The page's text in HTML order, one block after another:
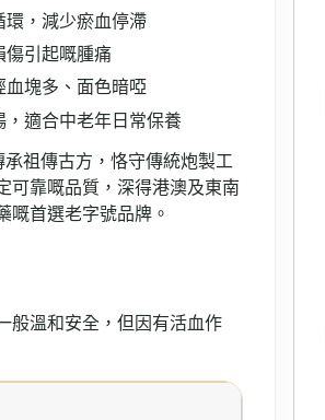
，減少瘀血停滯
傷引起嘅腫痛
塊多、面色暗啞
適合中老年日常保養
祖傳古方，恪守傳統炮製工
可靠嘅品質，深得港澳及東南
嘅首選老字號品牌。
般溫和安全，但因有活血作